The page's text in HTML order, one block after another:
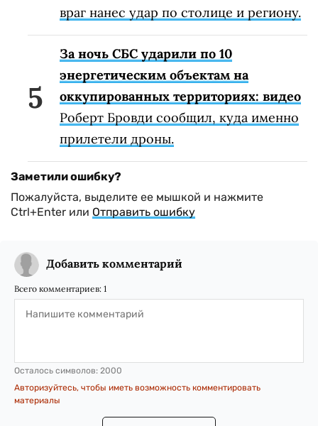
враг нанес удар по столице и региону.
За ночь СБС ударили по 10
энергетическим объектам на
оккупированных территориях: видео
Роберт Бровди сообщил, куда именно
прилетели дроны.
Заметили ошибку?
Пожалуйста, выделите ее мышкой и нажмите
Ctrl+Enter или Отправить ошибку
Добавить комментарий
Всего комментариев: 1
Осталось символов: 2000
Авторизуйтесь, чтобы иметь возможность комментировать
материалы